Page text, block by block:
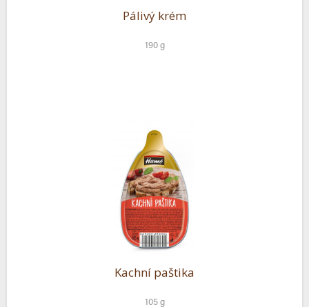
Pálivý krém
190 g
Kachní paštika
105 g